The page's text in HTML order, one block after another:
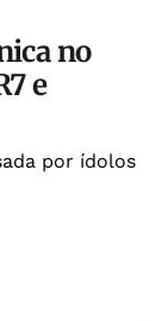
no
e
por ídolos